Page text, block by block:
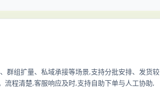
组扩量、私域承接等场景,支持分批安排、发货较
程清楚,客服响应及时,支持自助下单与人工协助,